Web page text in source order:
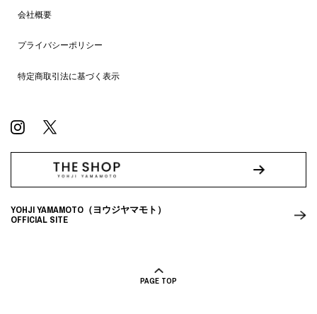
会社概要
プライバシーポリシー
特定商取引法に基づく表示
YOHJI YAMAMOTO（ヨウジヤマモト）
OFFICIAL SITE
PAGE TOP